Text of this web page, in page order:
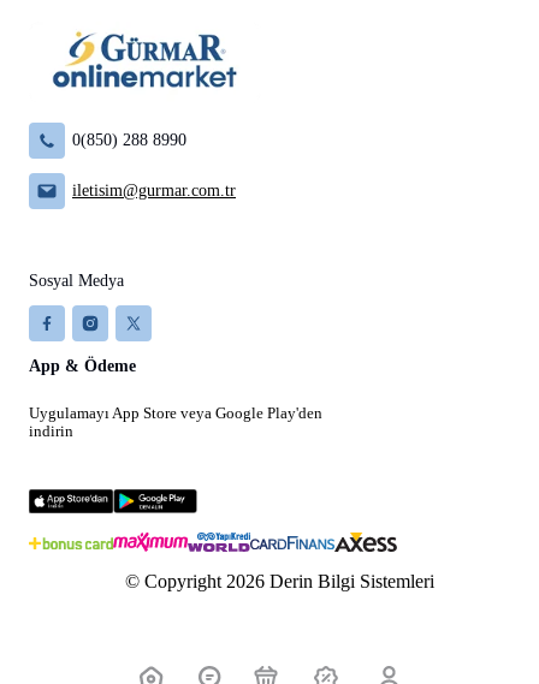
0(850) 288 8990
iletisim@gurmar.com.tr
Sosyal Medya
App & Ödeme
Uygulamayı App Store veya Google Play'den
indirin
© Copyright 2026 Derin Bilgi Sistemleri